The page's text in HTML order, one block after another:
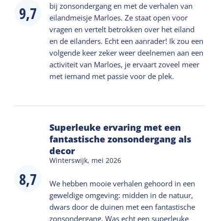
9,7
bij zonsondergang en met de verhalen van
eilandmeisje Marloes. Ze staat open voor
vragen en vertelt betrokken over het eiland
en de eilanders. Echt een aanrader! Ik zou een
volgende keer zeker weer deelnemen aan een
activiteit van Marloes, je ervaart zoveel meer
met iemand met passie voor de plek.
8,7
Superleuke ervaring met een
fantastische zonsondergang als
decor
Winterswijk, mei 2026
We hebben mooie verhalen gehoord in een
geweldige omgeving: midden in de natuur,
dwars door de duinen met een fantastische
zonsondergang. Was echt een superleuke